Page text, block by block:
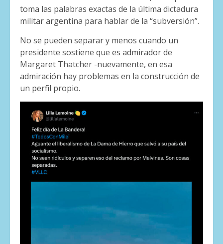
toma las palabras exactas de la última dictadura
militar argentina para hablar de la “subversión”.
No se pueden separar y menos cuando un
presidente sostiene que es admirador de
Margaret Thatcher -nuevamente, en esa
admiración hay problemas en la construcción de
un perfil propio.